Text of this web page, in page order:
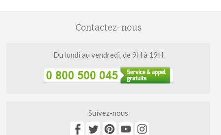
Contactez-nous
Du lundi au vendredi, de 9H à 19H
Suivez-nous